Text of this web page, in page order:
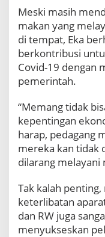
W
a
r
g
a
T
a
i
P
e
a
r
a
n
Meski masih
makan yang
di tempat, Eka
berkontribusi
Covid-19 dengan
pemerintah.
“Memang tidak
kepentingan
harap, pedagang
mereka kan tidak
dilarang melayani
Tak kalah
keterlibatan
dan RW juga
menyukseskan